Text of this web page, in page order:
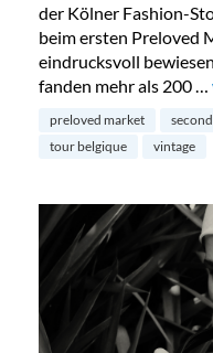
der Kölner Fashion-
beim ersten Preloved
eindrucksvoll
fanden mehr als 200 …
preloved market
tour belgique
vintage